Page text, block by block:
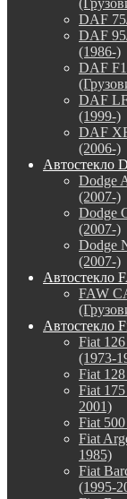
DAF
DAF
(1986-)
DAF
DAF
(1999-)
DAF
(2006-)
Автостекло
Dodge
(2007-)
Dodge
(2007-)
Dodge
(2007-)
Автостекло
FAW
Автостекло
Fiat
(1973-
Fiat
Fiat
2001)
Fiat
Fiat
1985)
Fiat
(1995-